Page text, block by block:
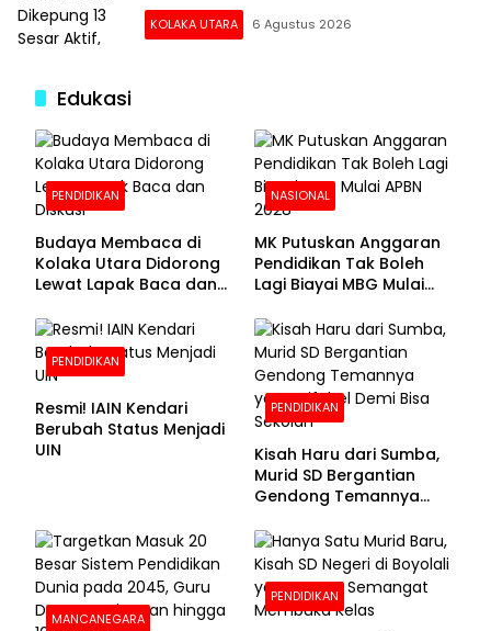
KOLAKA UTARA 6 Agustus 2026
Edukasi
PENDIDIKAN
Budaya Membaca di
Kolaka Utara Didorong
Lewat Lapak Baca dan
NASIONAL
MK Putuskan Anggaran
Pendidikan Tak Boleh
Lagi Biayai MBG Mulai
PENDIDIKAN
Resmi! IAIN Kendari
Berubah Status Menjadi
UIN
PENDIDIKAN
Kisah Haru dari Sumba,
Murid SD Bergantian
Gendong Temannya
Sekolah
MANCANEGARA
PENDIDIKAN